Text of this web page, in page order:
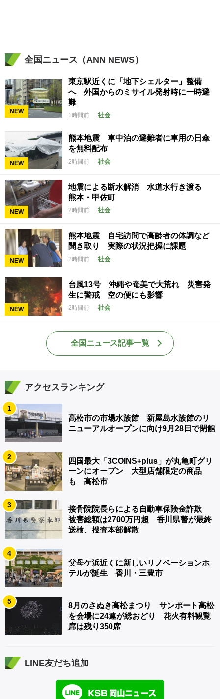
全国ニュース（ANN NEWS）
NEW
東京駅近くに「地下シェルター」整備
へ 外国からのミサイル発射時に一時避
難
1時間前 社会
NEW
熊本地震 車中泊の避難者に車用の日傘
を無料配布
2時間前 社会
NEW
地震による断水解消 水道水行き渡る
熊本・甲佐町
2時間前 社会
NEW
熊本地震 自宅訪問で高齢者の体調など
聞き取り 実際の状況把握に課題
2時間前 社会
NEW
台風13号 沖縄や奄美で大荒れ 災害発
生に警戒 空の便にも影響
2時間前 社会
全国ニュース記事一覧
アクセスランキング
1
高松市の市場水族館 新屋島水族館のリ
ニューアルオープンに向け9月28日で閉館
2
四国最大「3COINS+plus」が丸亀町グリ
ーンにオープン 大型店舗限定の商品
も 高松市
3
接骨院院長らによる自動車保険金詐欺
被害総額は2700万円超 香川県警が最終
送検、捜査本部解散
4
父母ケ浜近くに新しいリノベーションホ
テルが誕生 香川・三豊市
5
8月のさぬき高松まつり サンポート高松
を会場に24連が総おどり 花火有料観覧
席は残り350席
LINE友だち追加